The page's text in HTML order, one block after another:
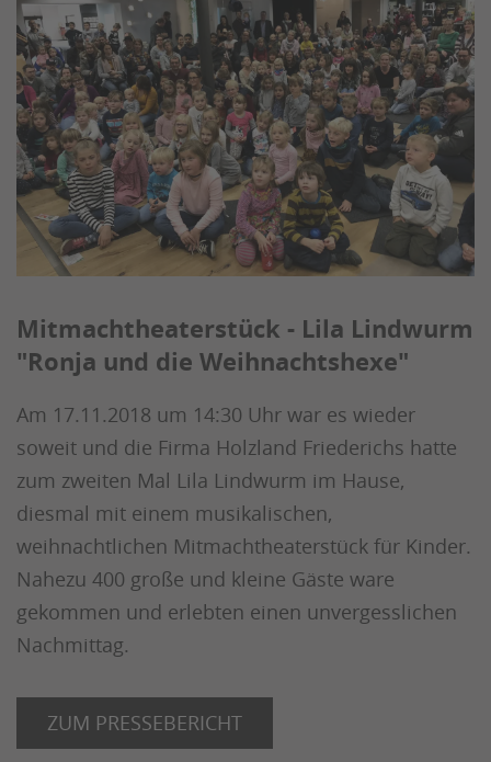
Mitmachtheaterstück - Lila Lindwurm
"Ronja und die Weihnachtshexe"
Am 17.11.2018 um 14:30 Uhr war es wieder
soweit und die Firma Holzland Friederichs hatte
zum zweiten Mal Lila Lindwurm im Hause,
diesmal mit einem musikalischen,
weihnachtlichen Mitmachtheaterstück für Kinder.
Nahezu 400 große und kleine Gäste ware
gekommen und erlebten einen unvergesslichen
Nachmittag.
ZUM PRESSEBERICHT